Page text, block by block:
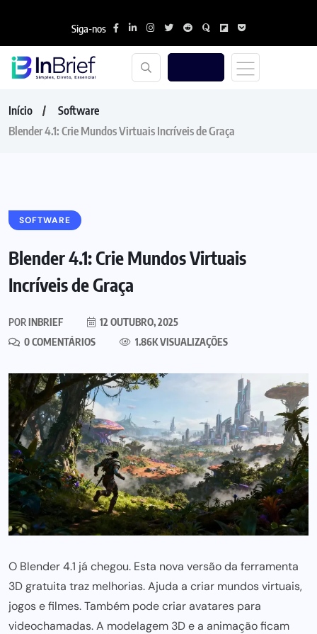
Siga-nos
Início
Software
Blender 4.1: Crie Mundos Virtuais Incríveis de Graça
SOFTWARE
Blender 4.1: Crie Mundos Virtuais
Incríveis de Graça
PORINBRIEF
12 OUTUBRO, 2025
0 COMENTÁRIOS
1.86K VISUALIZAÇÕES
O Blender 4.1 já chegou. Esta nova versão da ferramenta
3D gratuita traz melhorias. Ajuda a criar mundos virtuais,
jogos e filmes. Também pode criar avatares para
videochamadas. A modelagem 3D e a animação ficam